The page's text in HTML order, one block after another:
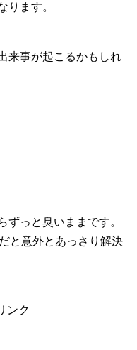
ります。
来事が起こるかもしれ
ずっと臭いままです。
と意外とあっさり解決
ンク